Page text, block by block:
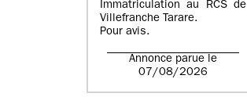
Immatriculation au RCS de
Villefranche Tarare.
Pour avis.
Annonce parue le
07/08/2026